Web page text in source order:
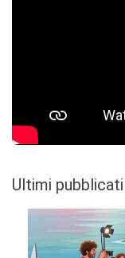
Ultimi pubblicati